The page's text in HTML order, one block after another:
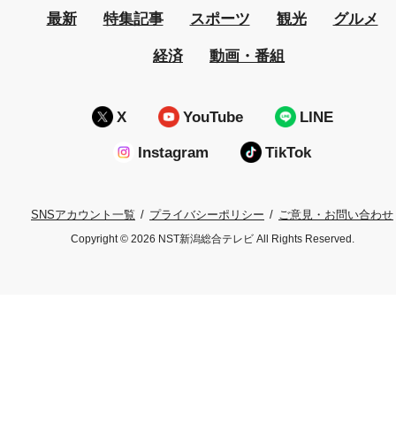
最新 特集記事 スポーツ 観光 グルメ
経済 動画・番組
X YouTube LINE
Instagram TikTok
SNSアカウント一覧 プライバシーポリシー ご意見・お問い合わせ
Copyright © 2026 NST新潟総合テレビ All Rights Reserved.